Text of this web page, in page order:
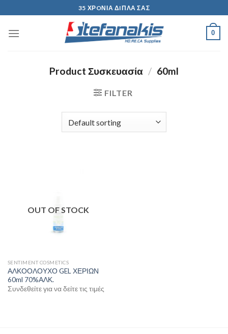
to
content
35 ΧΡOΝΙΑ ΔIΠΛΑ ΣΑΣ
0
Product Συσκευασία / 60ml
FILTER
OUT OF STOCK
SENTIMENT COSMETICS
ΑΛΚΟΟΛΟΥΧΟ GEL ΧΕΡΙΩΝ
60ml 70%ΑΛΚ.
Συνδεθείτε για να δείτε τις τιμές